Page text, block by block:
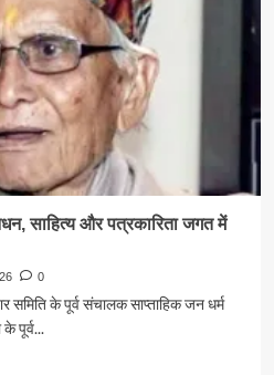
साहित्य और पत्रकारिता जगत में
0
समिति के पूर्व संचालक साप्ताहिक जन धर्म
पूर्व...